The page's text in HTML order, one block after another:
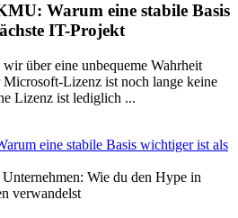
Warum eine stabile Basis
IT-Projekt
über eine unbequeme Wahrheit
Lizenz ist noch lange keine
Lizenz ist lediglich ...
eine stabile Basis wichtiger ist als